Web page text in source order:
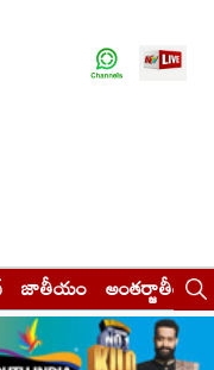
జాతీయం అంతర్జాతీయం